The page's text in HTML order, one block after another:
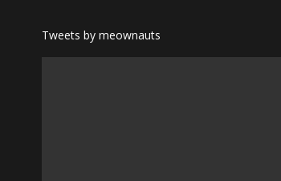
Tweets by meownauts